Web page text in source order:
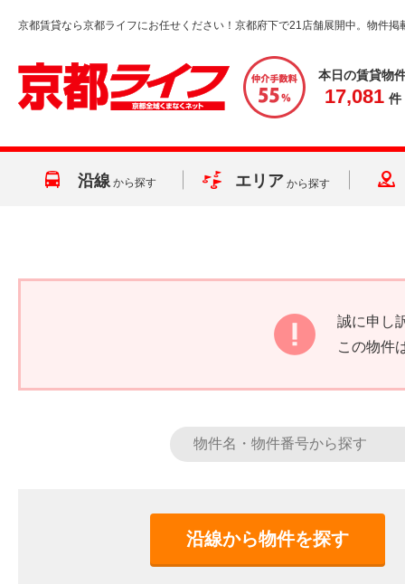
京都賃貸なら京都ライフにお任せください！京都府下で21店舗展開中。物件掲
本日の賃貸物
17,081 件
沿線 から探す エリア から探す
誠に申し
この物件
沿線から物件を探す